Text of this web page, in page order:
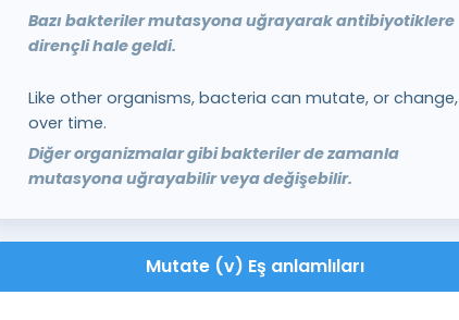
Bazı bakteriler mutasyona uğrayarak antibiyotiklere
dirençli hale geldi.
Like other organisms, bacteria can mutate, or change,
over time.
Diğer organizmalar gibi bakteriler de zamanla
mutasyona uğrayabilir veya değişebilir.
Mutate (v) Eş anlamlıları